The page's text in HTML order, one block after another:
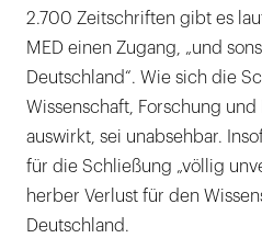
2.700 Zeitschriften gibt es
MED einen Zugang, „und
Deutschland“. Wie sich die
Wissenschaft, Forschung
auswirkt, sei unabsehbar.
für die Schließung „völlig
herber Verlust für den
Deutschland.